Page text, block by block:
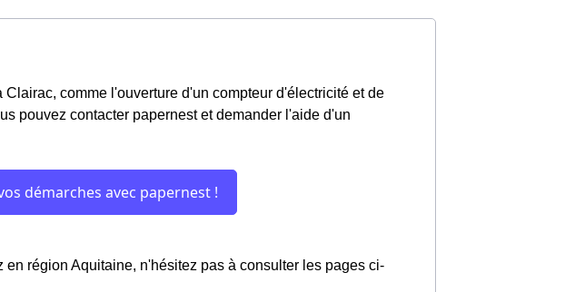
comme l'ouverture d'un compteur d'électricité et de
pouvez contacter papernest et demander l'aide d'un
région Aquitaine, n'hésitez pas à consulter les pages ci-